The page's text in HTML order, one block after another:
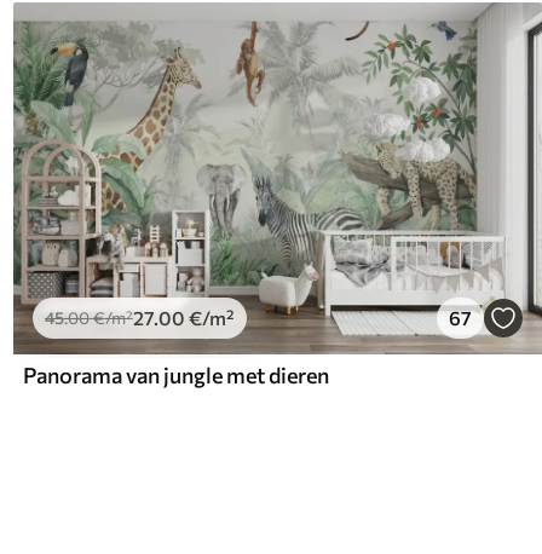
45.00€/m²27.00 €/m² 67
Panorama van jungle met dieren